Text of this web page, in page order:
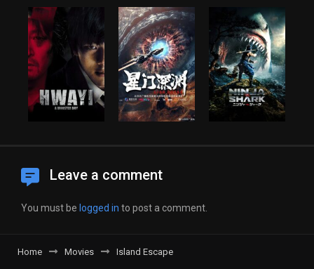
Leave a comment
You must be logged in to post a comment.
Home Movies Island Escape